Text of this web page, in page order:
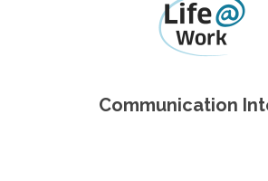
Communication